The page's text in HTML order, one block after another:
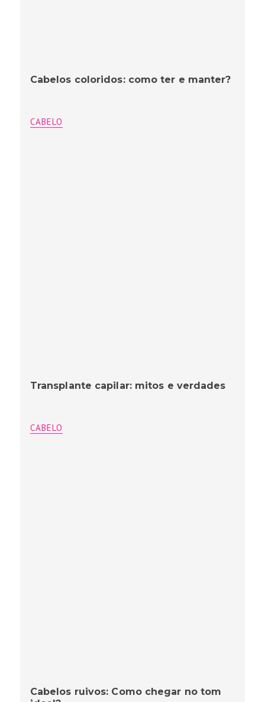
Cabelos coloridos: como ter e manter?
CABELO
Transplante capilar: mitos e verdades
CABELO
Cabelos ruivos: Como chegar no tom